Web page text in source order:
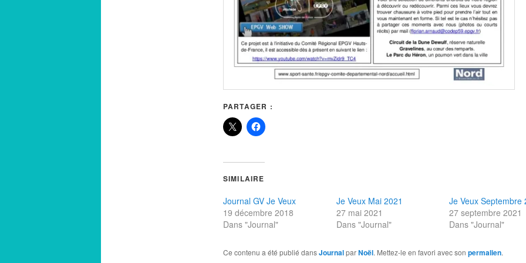
PARTAGER :
SIMILAIRE
Journal GV Je Veux
19 décembre 2018
Dans "Journal"
Je Veux Mai 2021
27 mai 2021
Dans "Journal"
Je Veux Septembre
27 septembre 2021
Dans "Journal"
Ce contenu a été publié dansJournalparNoël. Mettez-le en favori avec son permalien.